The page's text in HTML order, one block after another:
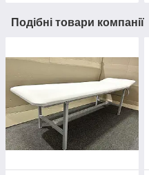
Подібні товари компанії